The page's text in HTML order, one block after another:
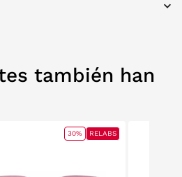
también han
30% RELABS